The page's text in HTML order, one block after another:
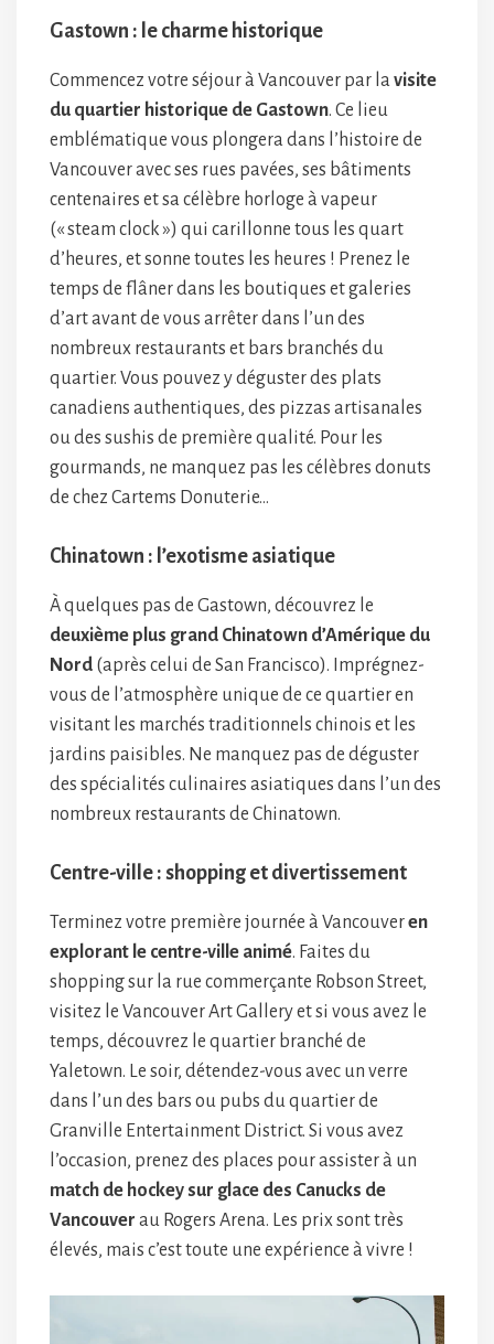
Gastown : le charme historique
Commencez votre séjour à Vancouver par lavisite
du quartier historique de Gastown. Ce lieu
emblématique vous plongera dans l’histoire de
Vancouver avec ses rues pavées, ses bâtiments
centenaires et sa célèbre horloge à vapeur
(« steam clock ») qui carillonne tous les quart
d’heures, et sonne toutes les heures ! Prenez le
temps de flâner dans les boutiques et galeries
d’art avant de vous arrêter dans l’un des
nombreux restaurants et bars branchés du
quartier. Vous pouvez y déguster des plats
canadiens authentiques, des pizzas artisanales
ou des sushis de première qualité. Pour les
gourmands, ne manquez pas les célèbres donuts
de chez Cartems Donuterie…
Chinatown : l’exotisme asiatique
À quelques pas de Gastown, découvrez le
deuxième plus grand Chinatown d’Amérique du
Nord (après celui de San Francisco). Imprégnez-
vous de l’atmosphère unique de ce quartier en
visitant les marchés traditionnels chinois et les
jardins paisibles. Ne manquez pas de déguster
des spécialités culinaires asiatiques dans l’un des
nombreux restaurants de Chinatown.
Centre-ville : shopping et divertissement
Terminez votre première journée à Vancouveren
explorant le centre-ville animé. Faites du
shopping sur la rue commerçante Robson Street,
visitez le Vancouver Art Gallery et si vous avez le
temps, découvrez le quartier branché de
Yaletown. Le soir, détendez-vous avec un verre
dans l’un des bars ou pubs du quartier de
Granville Entertainment District. Si vous avez
l’occasion, prenez des places pour assister à un
match de hockey sur glace des Canucks de
Vancouver au Rogers Arena. Les prix sont très
élevés, mais c’est toute une expérience à vivre !